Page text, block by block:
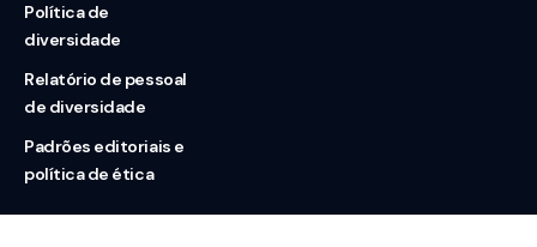
Política de
diversidade
Relatório de pessoal
de diversidade
Padrões editoriais e
política de ética